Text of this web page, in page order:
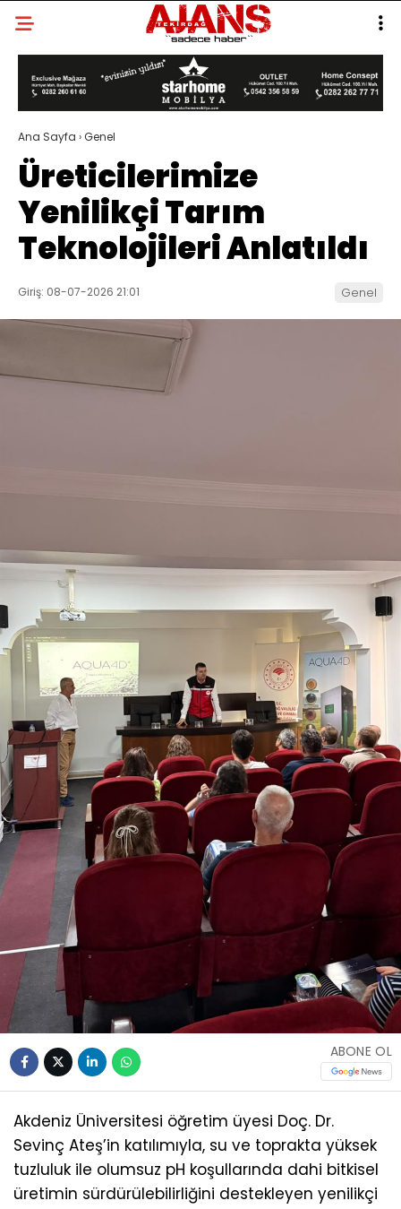
Ana Sayfa ›Genel
Üreticilerimize
Yenilikçi Tarım
Teknolojileri Anlatıldı
Giriş: 08-07-2026 21:01 Genel
ABONE OL
​Akdeniz Üniversitesi öğretim üyesi Doç. Dr.
Sevinç Ateş’in katılımıyla, su ve toprakta yüksek
tuzluluk ile olumsuz pH koşullarında dahi bitkisel
üretimin sürdürülebilirliğini destekleyen yenilikçi